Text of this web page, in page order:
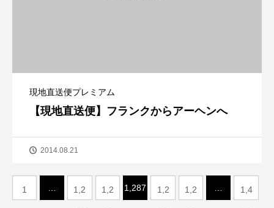
現地直送便プレミアム
【現地直送便】フランクからアーヘンへ
2014.08.21
1 1,2 1,2 1,287 1,2 1,2 1,4